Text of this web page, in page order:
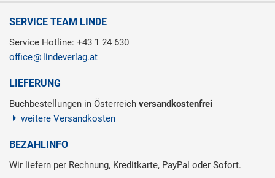
SERVICE TEAM LINDE
Service Hotline: +43 1 24 630
office
lindeverlag.at
LIEFERUNG
Buchbestellungen in Österreich versandkostenfrei
weitere Versandkosten
BEZAHLINFO
Wir liefern per Rechnung, Kreditkarte, PayPal oder Sofort.